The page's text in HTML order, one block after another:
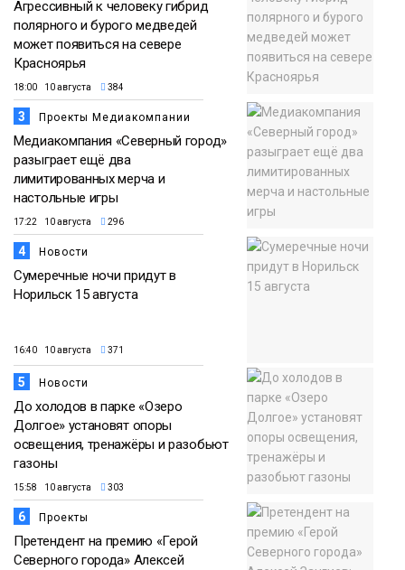
Агрессивный к человеку гибрид
полярного и бурого медведей
может появиться на севере
Красноярья
18:00 10 августа 384
3 Проекты Медиакомпании
Медиакомпания «Северный город»
разыграет ещё два
лимитированных мерча и
настольные игры
17:22 10 августа 296
4 Новости
Сумеречные ночи придут в
Норильск 15 августа
16:40 10 августа 371
5 Новости
До холодов в парке «Озеро
Долгое» установят опоры
освещения, тренажёры и разобьют
газоны
15:58 10 августа 303
6 Проекты
Претендент на премию «Герой
Северного города» Алексей